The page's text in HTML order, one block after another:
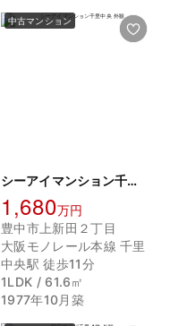
中古マンション
シーアイマンション千里中央
1,680万円
豊中市上新田２丁目
大阪モノレール本線 千里
中央駅 徒歩11分
1LDK / 61.6㎡
1977年10月築